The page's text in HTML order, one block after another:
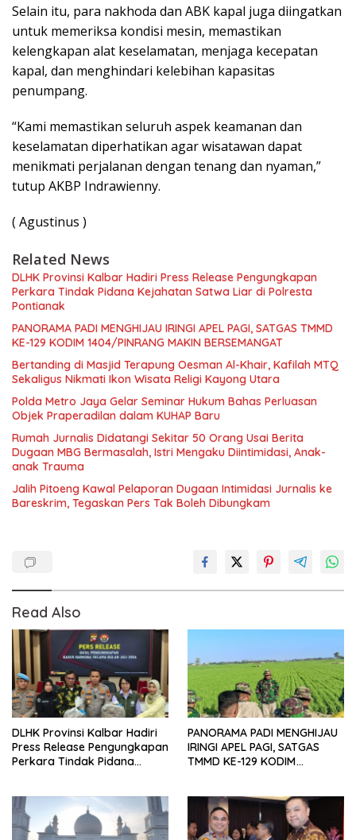
Selain itu, para nakhoda dan ABK kapal juga diingatkan
untuk memeriksa kondisi mesin, memastikan
kelengkapan alat keselamatan, menjaga kecepatan
kapal, dan menghindari kelebihan kapasitas
penumpang.
“Kami memastikan seluruh aspek keamanan dan
keselamatan diperhatikan agar wisatawan dapat
menikmati perjalanan dengan tenang dan nyaman,”
tutup AKBP Indrawienny.
( Agustinus )
Related News
DLHK Provinsi Kalbar Hadiri Press Release Pengungkapan
Perkara Tindak Pidana Kejahatan Satwa Liar di Polresta
Pontianak
PANORAMA PADI MENGHIJAU IRINGI APEL PAGI, SATGAS TMMD
KE-129 KODIM 1404/PINRANG MAKIN BERSEMANGAT
Bertanding di Masjid Terapung Oesman Al-Khair, Kafilah MTQ
Sekaligus Nikmati Ikon Wisata Religi Kayong Utara
Polda Metro Jaya Gelar Seminar Hukum Bahas Perluasan
Objek Praperadilan dalam KUHAP Baru
Rumah Jurnalis Didatangi Sekitar 50 Orang Usai Berita
Dugaan MBG Bermasalah, Istri Mengaku Diintimidasi, Anak-
anak Trauma
Jalih Pitoeng Kawal Pelaporan Dugaan Intimidasi Jurnalis ke
Bareskrim, Tegaskan Pers Tak Boleh Dibungkam
Read Also
DLHK Provinsi Kalbar Hadiri
Press Release Pengungkapan
Perkara Tindak Pidana
PANORAMA PADI MENGHIJAU
IRINGI APEL PAGI, SATGAS
TMMD KE-129 KODIM